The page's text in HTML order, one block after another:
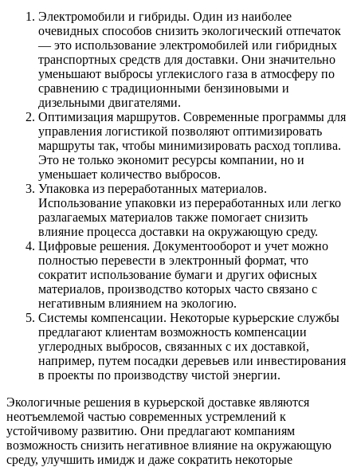
Электромобили и гибриды. Один из наиболее
очевидных способов снизить экологический отпечаток
— это использование электромобилей или гибридных
транспортных средств для доставки. Они значительно
уменьшают выбросы углекислого газа в атмосферу по
сравнению с традиционными бензиновыми и
дизельными двигателями.
Оптимизация маршрутов. Современные программы для
управления логистикой позволяют оптимизировать
маршруты так, чтобы минимизировать расход топлива.
Это не только экономит ресурсы компании, но и
уменьшает количество выбросов.
Упаковка из переработанных материалов.
Использование упаковки из переработанных или легко
разлагаемых материалов также помогает снизить
влияние процесса доставки на окружающую среду.
Цифровые решения. Документооборот и учет можно
полностью перевести в электронный формат, что
сократит использование бумаги и других офисных
материалов, производство которых часто связано с
негативным влиянием на экологию.
Системы компенсации. Некоторые курьерские службы
предлагают клиентам возможность компенсации
углеродных выбросов, связанных с их доставкой,
например, путем посадки деревьев или инвестирования
в проекты по производству чистой энергии.
Экологичные решения в курьерской доставке являются
неотъемлемой частью современных устремлений к
устойчивому развитию. Они предлагают компаниям
возможность снизить негативное влияние на окружающую
среду, улучшить имидж и даже сократить некоторые